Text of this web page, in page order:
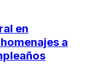
en
a